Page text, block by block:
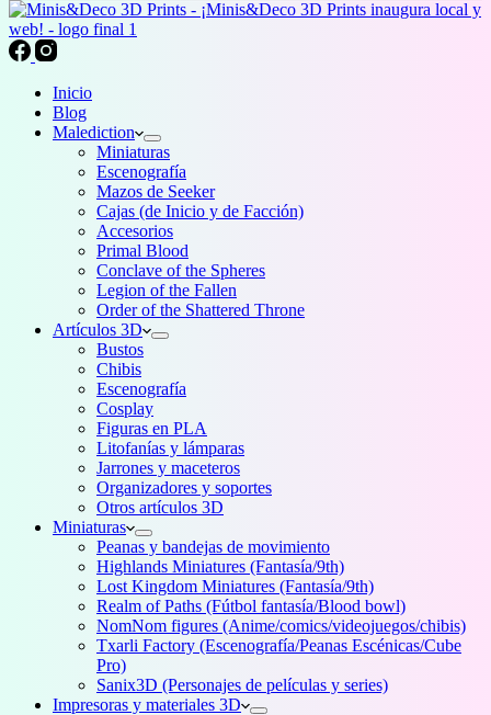
Inicio
Blog
Malediction
Miniaturas
Escenografía
Mazos de Seeker
Cajas (de Inicio y de Facción)
Accesorios
Primal Blood
Conclave of the Spheres
Legion of the Fallen
Order of the Shattered Throne
Artículos 3D
Bustos
Chibis
Escenografía
Cosplay
Figuras en PLA
Litofanías y lámparas
Jarrones y maceteros
Organizadores y soportes
Otros artículos 3D
Miniaturas
Peanas y bandejas de movimiento
Highlands Miniatures (Fantasía/9th)
Lost Kingdom Miniatures (Fantasía/9th)
Realm of Paths (Fútbol fantasía/Blood bowl)
NomNom figures (Anime/comics/videojuegos/chibis)
Txarli Factory (Escenografía/Peanas Escénicas/Cube
Pro)
Sanix3D (Personajes de películas y series)
Impresoras y materiales 3D